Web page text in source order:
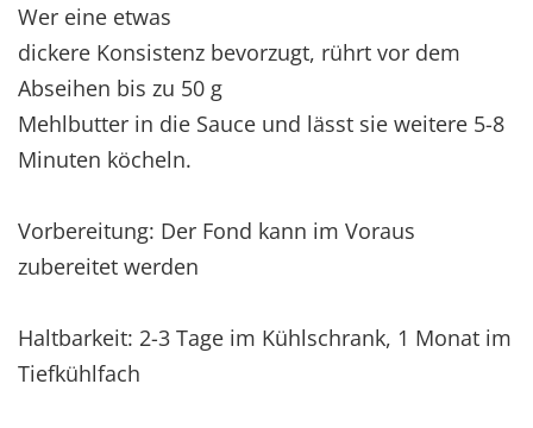
Wer eine etwas
dickere Konsistenz bevorzugt, rührt vor dem
Abseihen bis zu 50 g
Mehlbutter in die Sauce und lässt sie weitere 5-8
Minuten köcheln.
Vorbereitung: Der Fond kann im Voraus
zubereitet werden
Haltbarkeit: 2-3 Tage im Kühlschrank, 1 Monat im
Tiefkühlfach